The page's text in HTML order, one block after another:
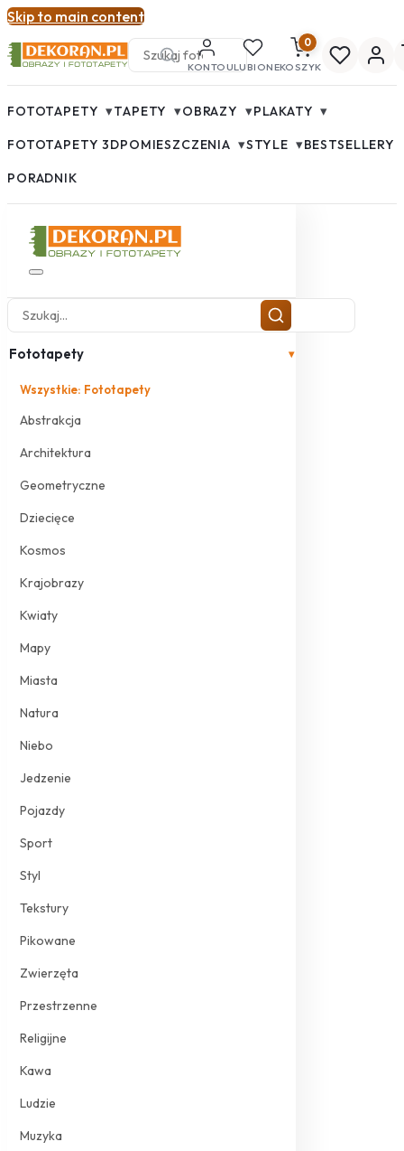
Skip to main content
KONTOULUBIONE
0
KOSZYK
FOTOTAPETY ▾TAPETY ▾OBRAZY ▾PLAKATY ▾
FOTOTAPETY 3DPOMIESZCZENIA ▾STYLE ▾BESTSELLERY
PORADNIK
Fototapety ▾
Wszystkie: Fototapety
Abstrakcja
Architektura
Geometryczne
Dziecięce
Kosmos
Krajobrazy
Kwiaty
Mapy
Miasta
Natura
Niebo
Jedzenie
Pojazdy
Sport
Styl
Tekstury
Pikowane
Zwierzęta
Przestrzenne
Religijne
Kawa
Ludzie
Muzyka